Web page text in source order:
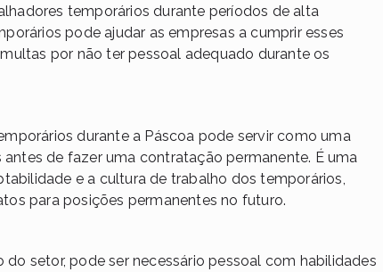
temporários durante períodos de alta
pode ajudar as empresas a cumprir esses
por não ter pessoal adequado durante os
durante a Páscoa pode servir como uma
de fazer uma contratação permanente. É uma
e a cultura de trabalho dos temporários,
para posições permanentes no futuro.
setor, pode ser necessário pessoal com habilidades